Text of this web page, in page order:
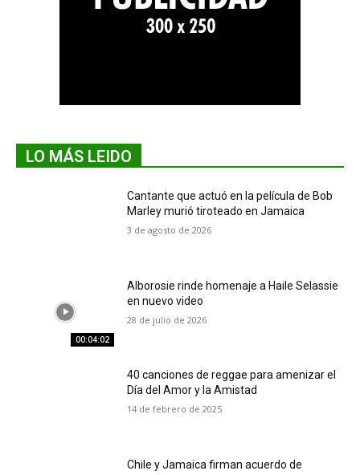
LO MÁS LEIDO
Cantante que actuó en la película de Bob
Marley murió tiroteado en Jamaica
3 de agosto de 2026
00:04:02
Alborosie rinde homenaje a Haile Selassie
en nuevo video
28 de julio de 2026
40 canciones de reggae para amenizar el
Día del Amor y la Amistad
14 de febrero de 2025
Chile y Jamaica firman acuerdo de